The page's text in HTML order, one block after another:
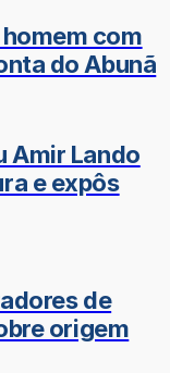
com
do Abunã
Amir Lando
e expôs
de
origem